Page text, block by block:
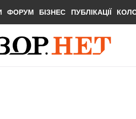
ФОРУМ БІЗНЕС ПУБЛІКАЦІЇ